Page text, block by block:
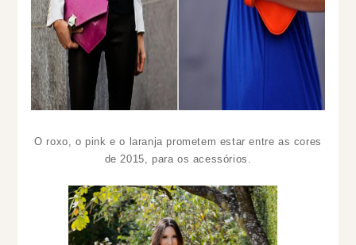
O roxo, o pink e o laranja prometem estar entre as cores
de 2015, para os acessórios.